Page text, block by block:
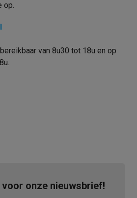
op.
van 8u30 tot 18u en op
onze nieuwsbrief!